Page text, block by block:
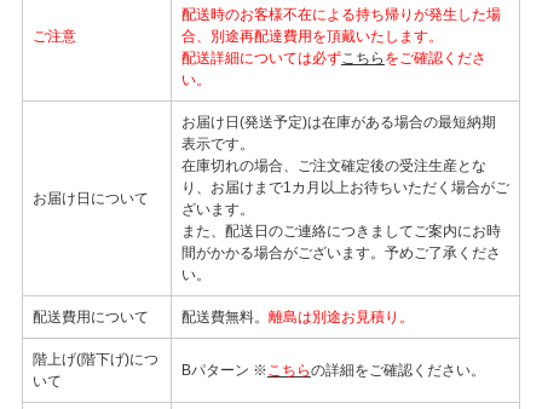
ご注意
配送時のお客様不在による持ち帰りが発生した場
合、別途再配達費用を頂戴いたします。
配送詳細については必ずこちら をご確認くださ
い。
お届け日について
お届け日(発送予定)は在庫がある場合の最短納期
表示です。
在庫切れの場合、ご注文確定後の受注生産とな
り、お届けまで1カ月以上お待ちいただく場合がご
ざいます。
また、配送日のご連絡につきましてご案内にお時
間がかかる場合がございます。予めご了承くださ
い。
配送費用について 配送費無料。 離島は別途お見積り。
階上げ(階下げ)につ
いて
Bパターン ※こちらの詳細をご確認ください。